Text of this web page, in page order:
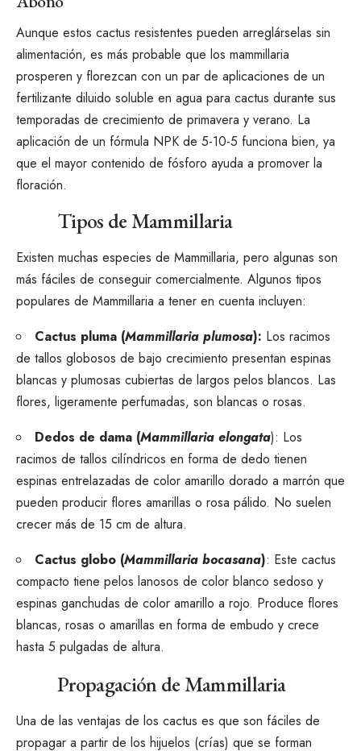
Aunque estos cactus resistentes pueden arreglárselas sin
alimentación, es más probable que los mammillaria
prosperen y florezcan con un par de aplicaciones de un
fertilizante diluido soluble en agua para cactus durante sus
temporadas de crecimiento de primavera y verano. La
aplicación de un fórmula NPK de 5-10-5 funciona bien, ya
que el mayor contenido de fósforo ayuda a promover la
floración.
Tipos de Mammillaria
Existen muchas especies de Mammillaria, pero algunas son
más fáciles de conseguir comercialmente. Algunos tipos
populares de Mammillaria a tener en cuenta incluyen:
Cactus pluma (Mammillaria plumosa): Los racimos
de tallos globosos de bajo crecimiento presentan espinas
blancas y plumosas cubiertas de largos pelos blancos. Las
flores, ligeramente perfumadas, son blancas o rosas.
Dedos de dama (Mammillaria elongata): Los
racimos de tallos cilíndricos en forma de dedo tienen
espinas entrelazadas de color amarillo dorado a marrón que
pueden producir flores amarillas o rosa pálido. No suelen
crecer más de 15 cm de altura.
Cactus globo (Mammillaria bocasana): Este cactus
compacto tiene pelos lanosos de color blanco sedoso y
espinas ganchudas de color amarillo a rojo. Produce flores
blancas, rosas o amarillas en forma de embudo y crece
hasta 5 pulgadas de altura.
Propagación de Mammillaria
Una de las ventajas de los cactus es que son fáciles de
propagar a partir de los hijuelos (crías) que se forman